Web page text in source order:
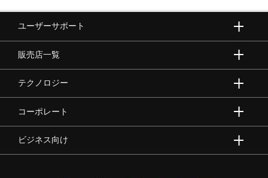
ユーザーサポート
販売店一覧
テクノロジー
コーポレート
ビジネス向け